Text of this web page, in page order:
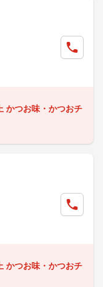
かつお味・かつおチ
かつお味・かつおチ